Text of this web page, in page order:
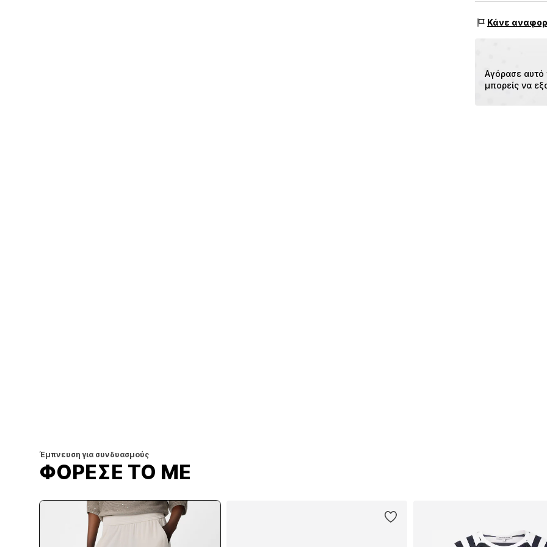
s.Oliver Str. 1
Κάνε
Αγόρασε αυτό
μπορείς να
Έμπνευση για συνδυασμούς
ΦΟΡΕΣΕ ΤΟ ΜΕ